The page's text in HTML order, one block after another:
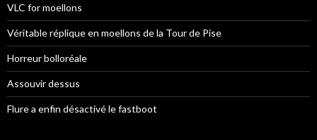
VLC for moellons
Véritable réplique en moellons de la Tour de Pise
Horreur bolloréale
Assouvir dessus
Flure a enfin désactivé le fastboot